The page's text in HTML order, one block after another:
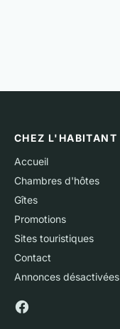
CHEZ L'HABITANT
Accueil
Chambres d'hôtes
Gîtes
Promotions
Sites touristiques
Contact
Annonces désactivées